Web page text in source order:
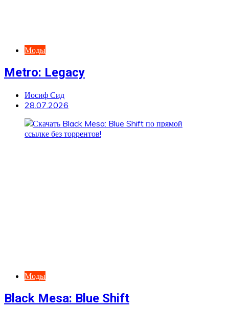
Моды
Metro: Legacy
Иосиф Сид
28.07.2026
Моды
Black Mesa: Blue Shift